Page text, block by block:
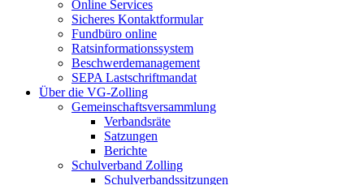
Online Services
Sicheres Kontaktformular
Fundbüro online
Ratsinformationssystem
Beschwerdemanagement
SEPA Lastschriftmandat
Über die VG-Zolling
Gemeinschaftsversammlung
Verbandsräte
Satzungen
Berichte
Schulverband Zolling
Schulverbandssitzungen